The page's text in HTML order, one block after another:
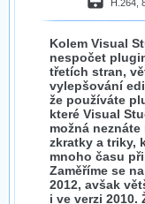
H.264,
Kolem Visual
nespočet
třetích stran,
vylepšování
že používáte
které Visual
možná
zkratky a triky,
mnoho času
Zaměříme se
2012, avšak
i ve verzi 2010.